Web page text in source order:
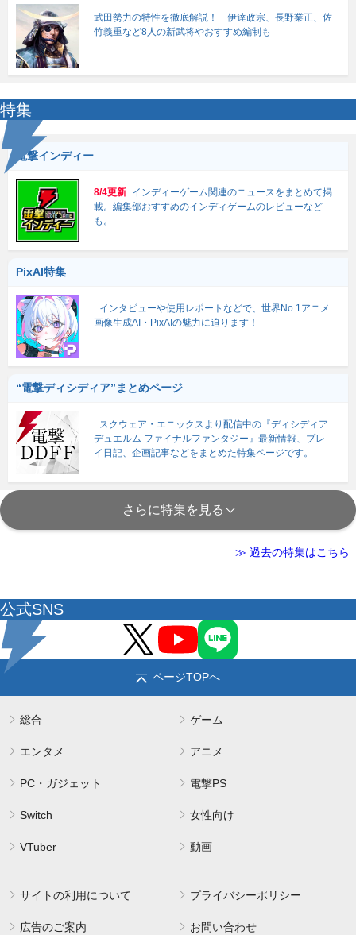
武田勢力の特性を徹底解説！ 伊達政宗、長野業正、佐
竹義重など8人の新武将やおすすめ編制も
特集
電撃インディー
8/4更新 インディーゲーム関連のニュースをまとめて掲
載。編集部おすすめのインディゲームのレビューなど
も。
PixAI特集
インタビューや使用レポートなどで、世界No.1アニメ
画像生成AI・PixAIの魅力に迫ります！
“電撃ディシディア”まとめページ
スクウェア・エニックスより配信中の『ディシディア
デュエルム ファイナルファンタジー』最新情報、プレ
イ日記、企画記事などをまとめた特集ページです。
さらに特集を見る
≫ 過去の特集はこちら
公式SNS
ページTOPへ
総合 ゲーム
エンタメ アニメ
PC・ガジェット 電撃PS
Switch 女性向け
VTuber 動画
サイトの利用について プライバシーポリシー
広告のご案内 お問い合わせ